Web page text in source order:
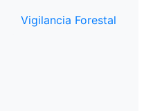
Vigilancia Forestal